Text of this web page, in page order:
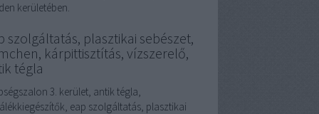
kerületében.
szolgáltatás, plasztikai sebészet,
kárpittisztítás, vízszerelő,
tégla
3. kerület, antik tégla,
eap szolgáltatás, plasztikai